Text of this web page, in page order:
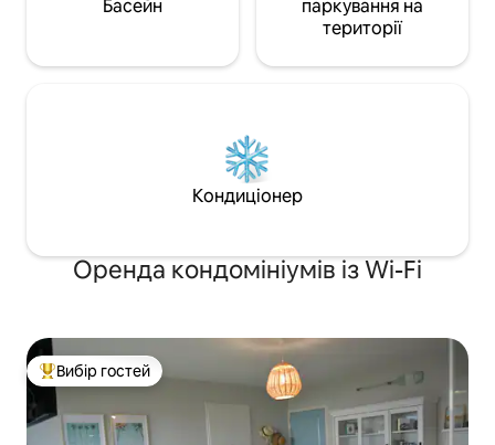
Басейн
паркування на
території
Кондиціонер
Оренда кондомініумів із Wi-Fi
Топ вибір гостей
Вибір гостей